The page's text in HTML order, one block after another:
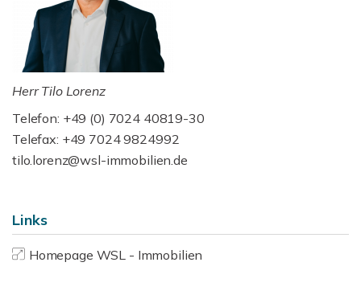
Herr Tilo Lorenz
Telefon: +49 (0) 7024 40819-30
Telefax: +49 7024 9824992
tilo.lorenz@wsl-immobilien.de
Links
Homepage WSL - Immobilien